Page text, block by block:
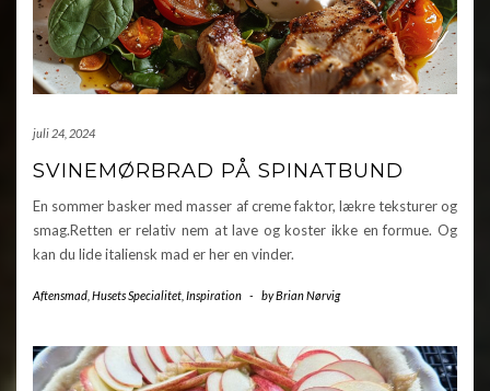
juli 24, 2024
SVINEMØRBRAD PÅ SPINATBUND
En sommer basker med masser af creme faktor, lækre teksturer og
smag.Retten er relativ nem at lave og koster ikke en formue. Og
kan du lide italiensk mad er her en vinder.
Aftensmad Husets Specialitet Inspiration - byBrian Nørvig